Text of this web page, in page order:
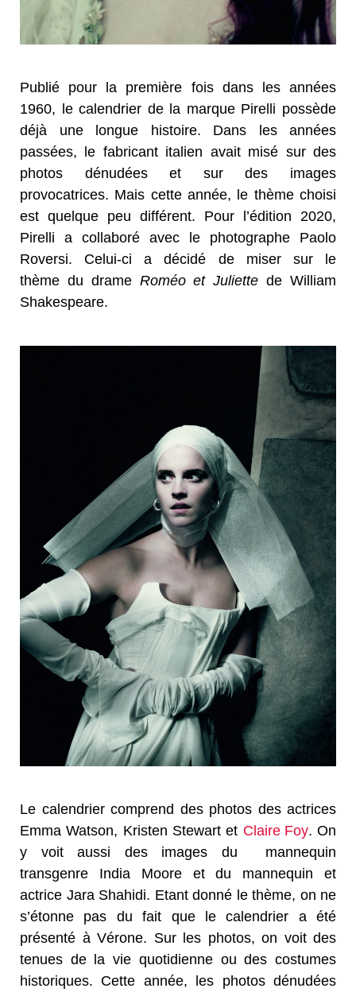
Publié pour la première fois dans les années
1960, le calendrier de la marque Pirelli possède
déjà une longue histoire. Dans les années
passées, le fabricant italien avait misé sur des
photos dénudées et sur des images
provocatrices. Mais cette année, le thème choisi
est quelque peu différent. Pour l’édition 2020,
Pirelli a collaboré avec le photographe Paolo
Roversi. Celui-ci a décidé de miser sur le
thème du drame Roméo et Juliette de William
Shakespeare.
Le calendrier comprend des photos des actrices
Emma Watson, Kristen Stewart et Claire Foy. On
y voit aussi des images du mannequin
transgenre India Moore et du mannequin et
actrice Jara Shahidi. Etant donné le thème, on ne
s’étonne pas du fait que le calendrier a été
présenté à Vérone. Sur les photos, on voit des
tenues de la vie quotidienne ou des costumes
historiques. Cette année, les photos dénudées